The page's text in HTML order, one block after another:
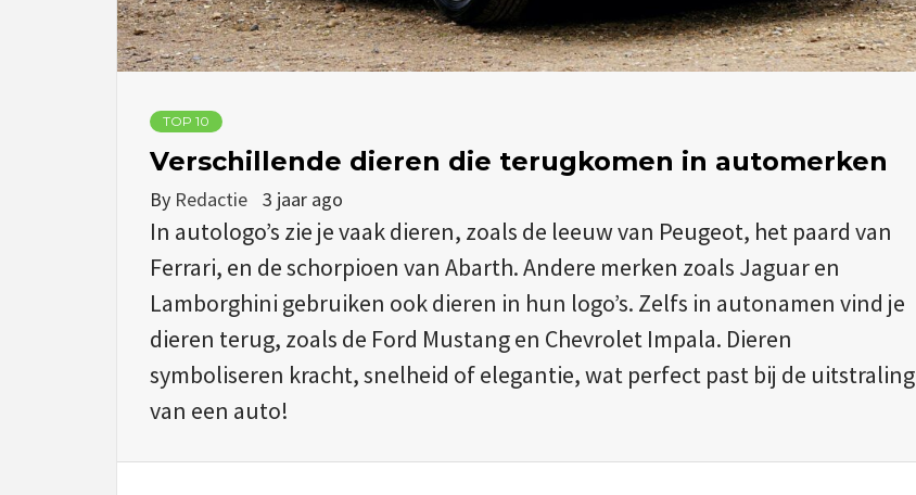
TOP 10
Verschillende dieren die terugkomen in automerken
By Redactie 3 jaar ago
In autologo’s zie je vaak dieren, zoals de leeuw van Peugeot, het paard van
Ferrari, en de schorpioen van Abarth. Andere merken zoals Jaguar en
Lamborghini gebruiken ook dieren in hun logo’s. Zelfs in autonamen vind je
dieren terug, zoals de Ford Mustang en Chevrolet Impala. Dieren
symboliseren kracht, snelheid of elegantie, wat perfect past bij de uitstraling
van een auto!